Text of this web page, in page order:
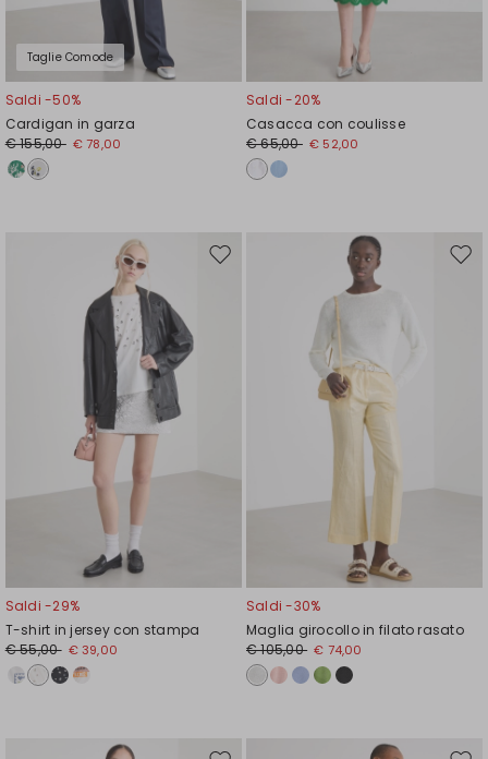
Taglie Comode
Saldi -50%
Cardigan in garza
€ 155,00 € 78,00
Saldi -20%
Casacca con coulisse
€ 65,00 € 52,00
Sposta
Saldi -29%
T-shirt in jersey con stampa
€ 55,00 € 39,00
Saldi -30%
Maglia girocollo in filato rasato
€ 105,00 € 74,00